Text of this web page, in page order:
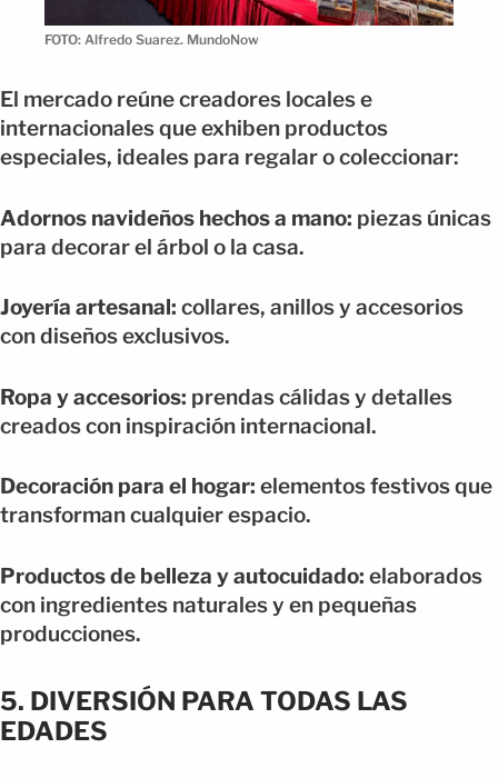
FOTO: Alfredo Suarez. MundoNow
El mercado reúne creadores locales e
internacionales que exhiben productos
especiales, ideales para regalar o coleccionar:
Adornos navideños hechos a mano: piezas únicas
para decorar el árbol o la casa.
Joyería artesanal: collares, anillos y accesorios
con diseños exclusivos.
Ropa y accesorios: prendas cálidas y detalles
creados con inspiración internacional.
Decoración para el hogar: elementos festivos que
transforman cualquier espacio.
Productos de belleza y autocuidado: elaborados
con ingredientes naturales y en pequeñas
producciones.
5. DIVERSIÓN PARA TODAS LAS
EDADES